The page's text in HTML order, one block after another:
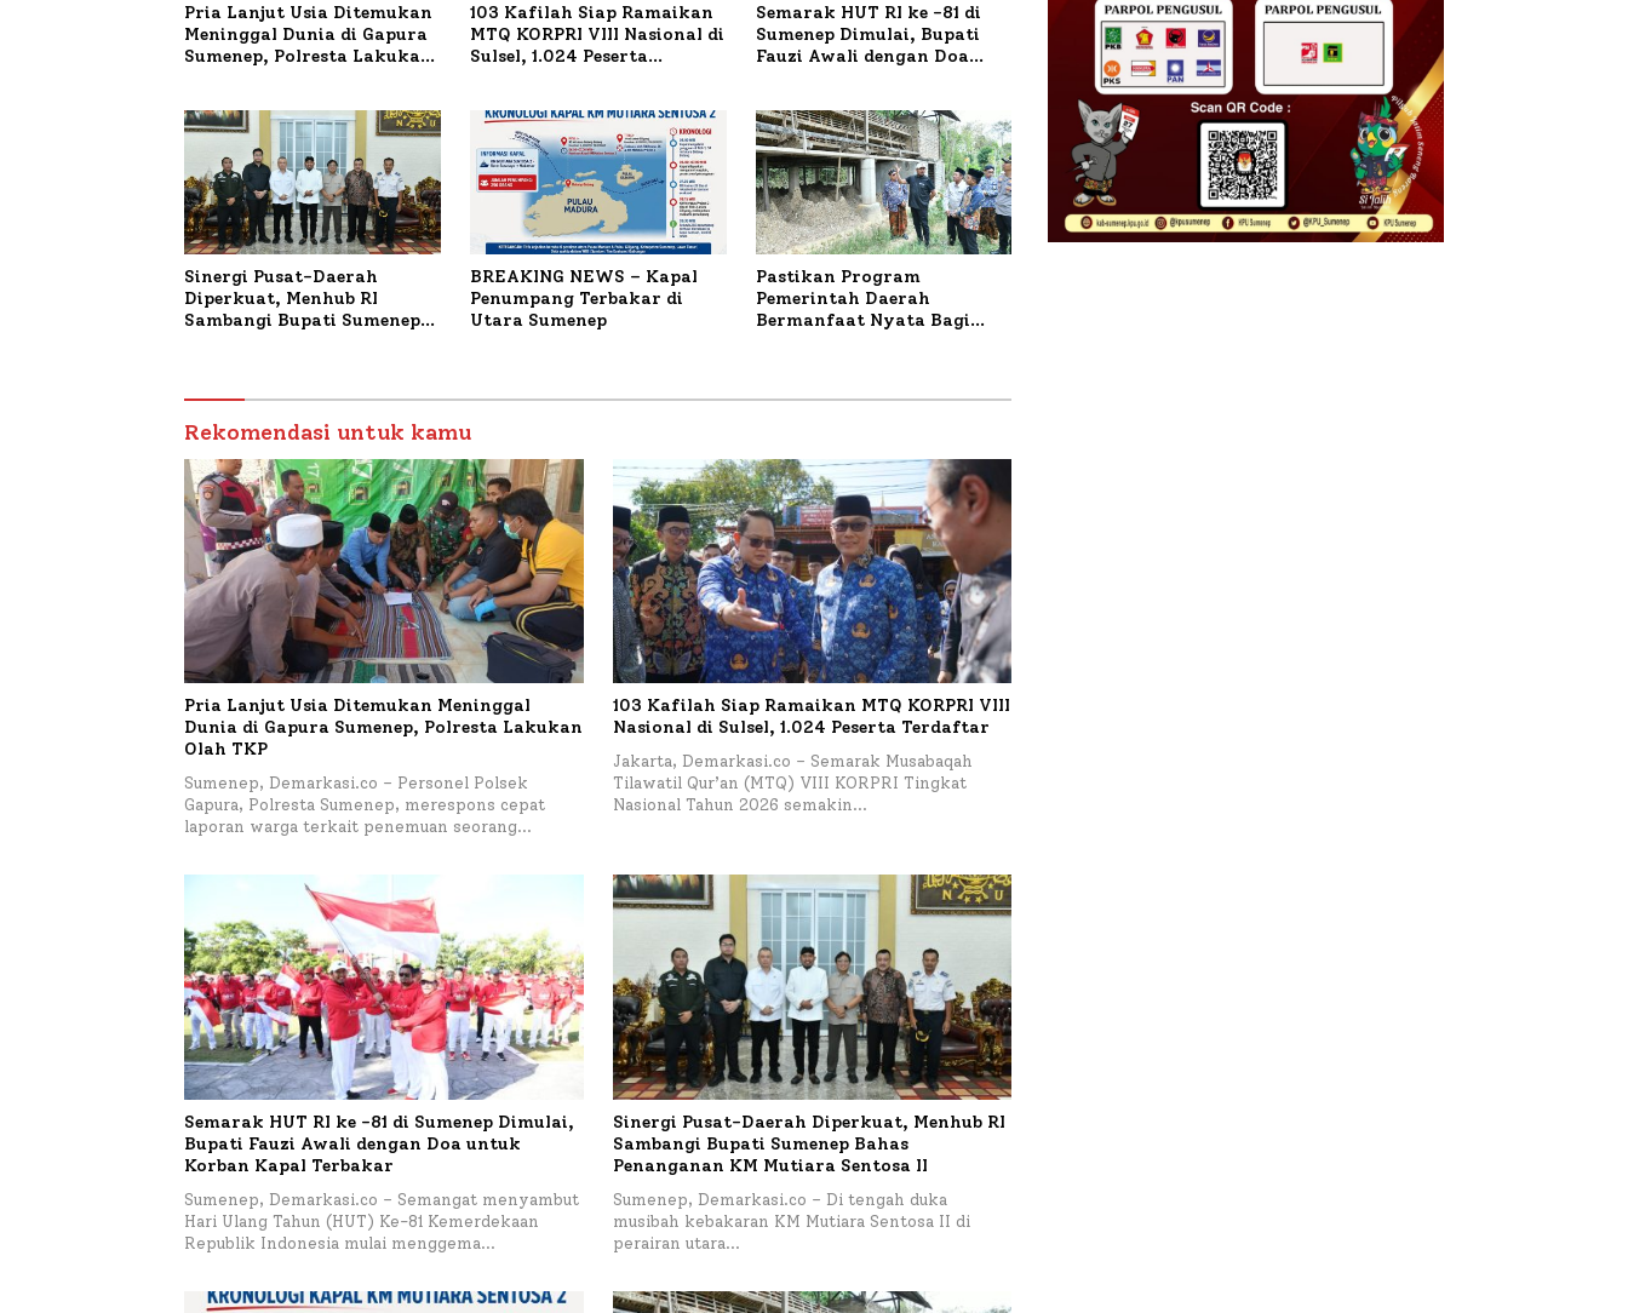
Pria Lanjut Usia Ditemukan
Meninggal Dunia di Gapura
Sumenep, Polresta Lakukan
103 Kafilah Siap Ramaikan
MTQ KORPRI VIII Nasional di
Sulsel, 1.024 Peserta
Semarak HUT RI ke -81 di
Sumenep Dimulai, Bupati
Fauzi Awali dengan Doa
Sinergi Pusat-Daerah
Diperkuat, Menhub RI
Sambangi Bupati Sumenep
BREAKING NEWS – Kapal
Penumpang Terbakar di
Utara Sumenep
Pastikan Program
Pemerintah Daerah
Bermanfaat Nyata Bagi
Petelur di Desa Bataal Timur
Rekomendasi untuk kamu
Pria Lanjut Usia Ditemukan Meninggal
Dunia di Gapura Sumenep, Polresta Lakukan
Olah TKP
Sumenep, Demarkasi.co – Personel Polsek
Gapura, Polresta Sumenep, merespons cepat
laporan warga terkait penemuan seorang…
103 Kafilah Siap Ramaikan MTQ KORPRI VIII
Nasional di Sulsel, 1.024 Peserta Terdaftar
Jakarta, Demarkasi.co – Semarak Musabaqah
Tilawatil Qur’an (MTQ) VIII KORPRI Tingkat
Nasional Tahun 2026 semakin…
Semarak HUT RI ke -81 di Sumenep Dimulai,
Bupati Fauzi Awali dengan Doa untuk
Korban Kapal Terbakar
Sumenep, Demarkasi.co – Semangat menyambut
Hari Ulang Tahun (HUT) Ke-81 Kemerdekaan
Republik Indonesia mulai menggema…
Sinergi Pusat-Daerah Diperkuat, Menhub RI
Sambangi Bupati Sumenep Bahas
Penanganan KM Mutiara Sentosa II
Sumenep, Demarkasi.co – Di tengah duka
musibah kebakaran KM Mutiara Sentosa II di
perairan utara…